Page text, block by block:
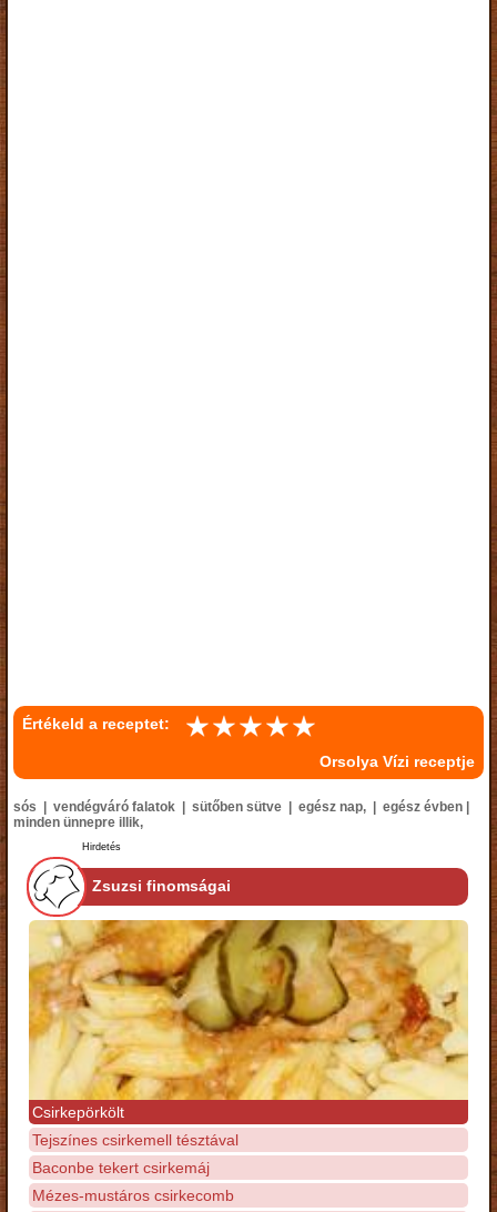
Értékeld a receptet:
Orsolya Vízi receptje
sós | vendégváró falatok | sütőben sütve | egész nap, | egész évben |
minden ünnepre illik,
Hirdetés
Zsuzsi finomságai
Csirkepörkölt
Tejszínes csirkemell tésztával
Baconbe tekert csirkemáj
Mézes-mustáros csirkecomb